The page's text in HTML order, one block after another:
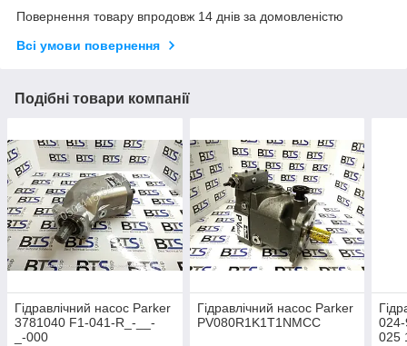
Повернення товару впродовж 14 днів за домовленістю
Всі умови повернення
Подібні товари компанії
Гідравлічний насос Parker
3781040 F1-041-R_-__-
_-000
Гідравлічний насос Parker
PV080R1K1T1NMCC
025